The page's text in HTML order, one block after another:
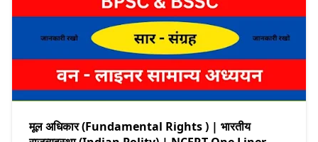
मूल अधिकार (Fundamental Rights ) | भारतीय